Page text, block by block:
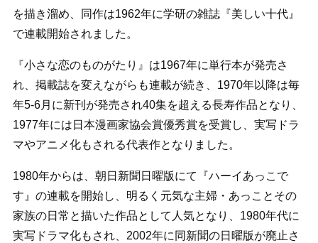
を描き溜め、同作は1962年に学研の雑誌『美しい十代』
で連載開始されました。
『小さな恋のものがたり』は1967年に単行本が発売さ
れ、掲載誌を変えながらも連載が続き、1970年以降は毎
年5-6月に新刊が発売され40集を超える長寿作品となり、
1977年には日本漫画家協会賞優秀賞を受賞し、実写ドラ
マやアニメ化もされる代表作となりました。
1980年からは、朝日新聞日曜版にて『ハーイあっこで
す』の連載を開始し、明るく元気な主婦・あっことその
家族の日常と描いた作品として人気となり、1980年代に
実写ドラマ化もされ、2002年に同新聞の日曜版が廃止さ